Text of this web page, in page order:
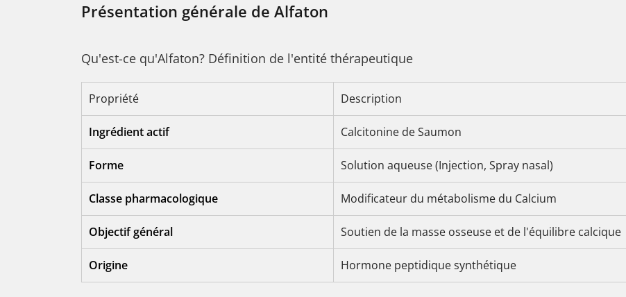
Présentation générale de Alfaton
Qu'est-ce qu'Alfaton? Définition de l'entité thérapeutique
Propriété Description
Ingrédient actif Calcitonine de Saumon
Forme Solution aqueuse (Injection, Spray nasal)
Classe pharmacologique Modificateur du métabolisme du Calcium
Objectif général Soutien de la masse osseuse et de l'équilibre calcique
Origine Hormone peptidique synthétique